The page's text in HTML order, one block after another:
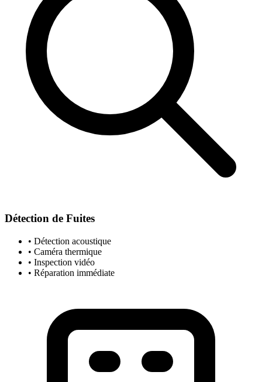
Détection de Fuites
• Détection acoustique
• Caméra thermique
• Inspection vidéo
• Réparation immédiate